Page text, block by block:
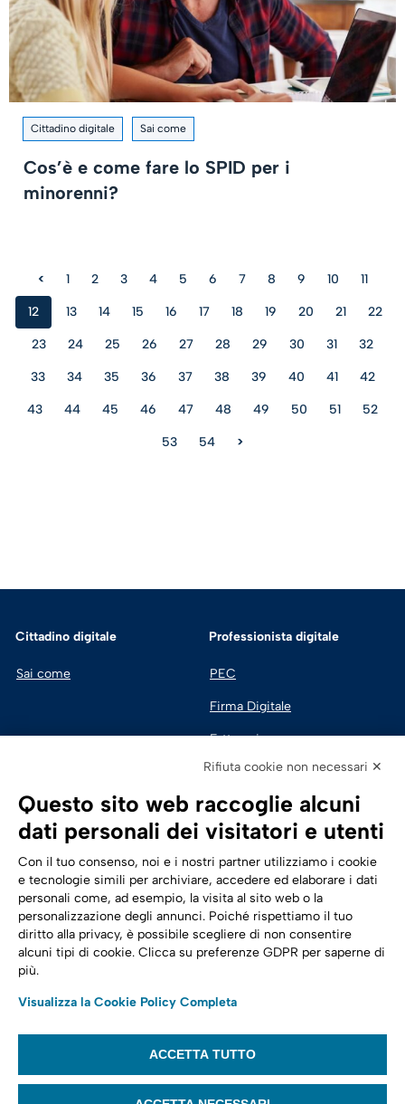
Cittadino digitale Sai come
Cos’è e come fare lo SPID per i
minorenni?
< 1 2 3 4 5 6 7 8 9 10 11
12 13 14 15 16 17 18 19 20 21 22
23 24 25 26 27 28 29 30 31 32
33 34 35 36 37 38 39 40 41 42
43 44 45 46 47 48 49 50 51 52
53 54 >
Cittadino digitale
Sai come
Professionista digitale
PEC
Firma Digitale
Fatturazione
Sicurezza Digitale
Cloud
Trasformazione digitale
Energia
Telecomunicazioni
Automotive
Seguici su:
© 2022,Tinexta Infocert S.p.A.– P.IVA 07945211006 – Cap. Sociale €
22.117.536 – REA RM 1064345 – Sede legale: Piazzale Flaminio 1/B, 00196 –
Rifiuta cookie non necessari ✕
Questo sito web raccoglie alcuni
dati personali dei visitatori e utenti
Con il tuo consenso, noi e i nostri partner utilizziamo i cookie
e tecnologie simili per archiviare, accedere ed elaborare i dati
personali come, ad esempio, la visita al sito web o la
personalizzazione degli annunci. Poiché rispettiamo il tuo
diritto alla privacy, è possibile scegliere di non consentire
alcuni tipi di cookie. Clicca su preferenze GDPR per saperne di
più.
Visualizza la Cookie Policy Completa
ACCETTA TUTTO